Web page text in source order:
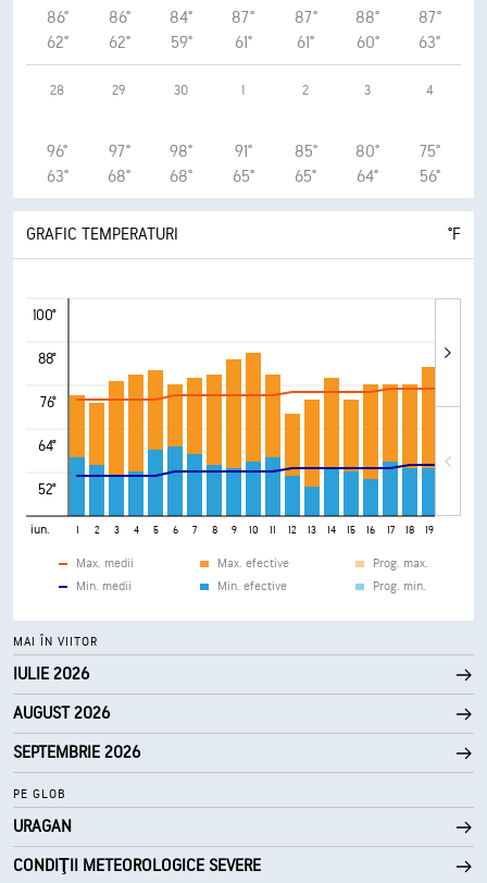
86°
62°
86°
62°
84°
59°
87°
61°
87°
61°
88°
60°
87°
63°
28
96°
63°
29
97°
68°
30
98°
68°
1
91°
65°
2
85°
65°
3
80°
64°
4
75°
56°
GRAFIC TEMPERATURI °F
100°
88°
76°
64°
52°
iun. 1 2 3 4 5 6 7 8 9 10 11 12 13 14 15 16 17 18 19
Max. medii
Min. medii
Max. efective
Min. efective
Prog. max.
Prog. min.
MAI ÎN VIITOR
IULIE 2026
AUGUST 2026
SEPTEMBRIE 2026
PE GLOB
URAGAN
CONDIŢII METEOROLOGICE SEVERE